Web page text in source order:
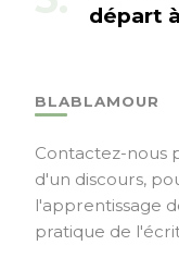
départ
BLABLAMOUR
Contactez-nous
d'un discours,
l'apprentissage
pratique de